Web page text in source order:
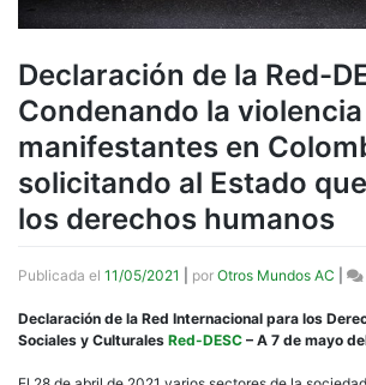
Declaración de la Red-
Condenando la
manifestantes en
solicitando al Estado
los derechos humanos
Publicada el 11/05/2021 por Otros Mundos AC
Declaración de la Red Internacional para los
Sociales y Culturales Red-DESC – A 7 de mayo